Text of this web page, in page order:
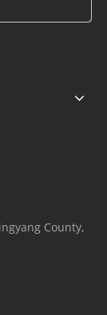
County,